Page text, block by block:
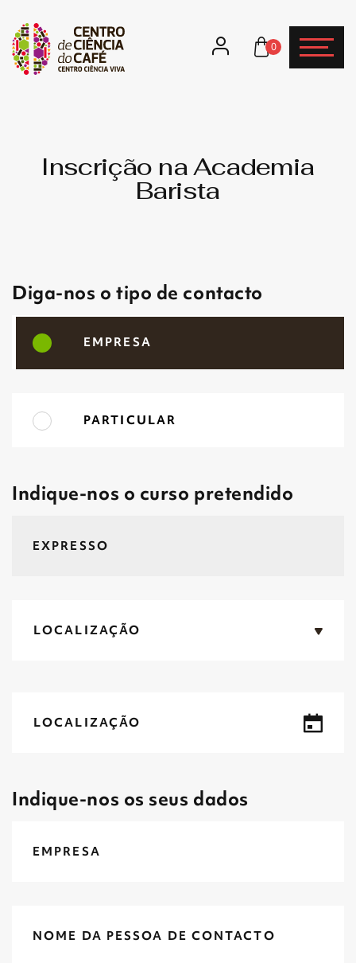
0
Inscrição na Academia
Barista
Diga-nos o tipo de contacto
EMPRESA
PARTICULAR
Indique-nos o curso pretendido
LOCALIZAÇÃO
LOCALIZAÇÃO
Indique-nos os seus dados